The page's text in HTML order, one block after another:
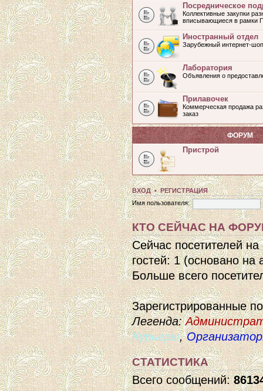
Посредническое
Коллективные закупки
вписывающиеся в рамки
Иностранный отдел
Зарубежный интернет-
Лаборатория
Объявления о
Прилавочек
Коммерческая продажа
заказ
ФОРУМ
Пристрой
ВХОД•РЕГИСТРАЦИЯ
Имя пользователя:
КТО СЕЙЧАС НА
Сейчас посетителей
гостей: 1 (основано на
Больше всего
Зарегистрированные
Легенда:
Курьеры,
СТАТИСТИКА
Всего сообщений: